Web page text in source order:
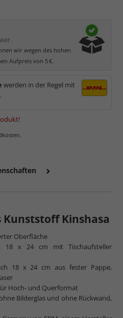
wir wegen des hohen
Aufpreis von 5 €.
werden in der Regel mit
!
Kinshasa
Oberfläche
18 x 24 cm mit Tischaufsteller
18 x 24 cm aus fester Pappe,
Hoch- und Querformat
Bilderglas und ohne Rückwand,